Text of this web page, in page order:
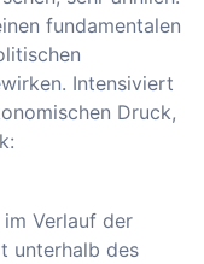
fundamentalen
Intensiviert
Druck,
Verlauf der
unterhalb des